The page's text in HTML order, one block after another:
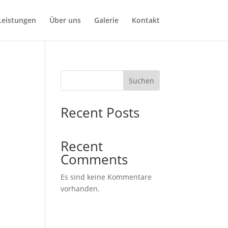
Über uns Galerie Kontakt
Suchen
Recent Posts
Recent
Comments
Es sind keine Kommentare
vorhanden.